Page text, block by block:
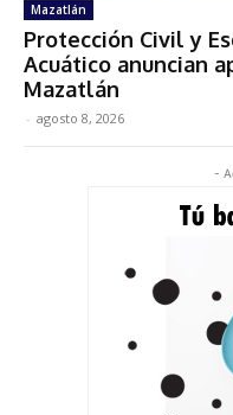
Mazatlán
Protección Civil y
Acuático anuncian
Mazatlán
- agosto 8, 2026
-